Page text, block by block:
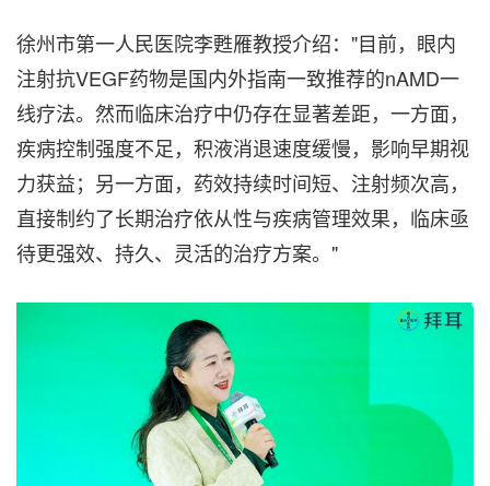
徐州市第一人民医院李甦雁教授介绍："目前，眼内
注射抗VEGF药物是国内外指南一致推荐的nAMD一
线疗法。然而临床治疗中仍存在显著差距，一方面，
疾病控制强度不足，积液消退速度缓慢，影响早期视
力获益；另一方面，药效持续时间短、注射频次高，
直接制约了长期治疗依从性与疾病管理效果，临床亟
待更强效、持久、灵活的治疗方案。"